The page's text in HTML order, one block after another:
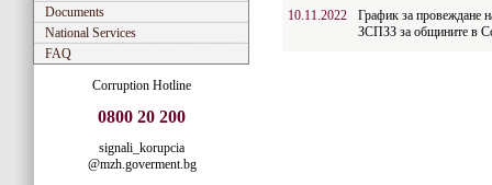
Documents
National Services
FAQ
Corruption Hotline
0800 20 200
signali_korupcia
@mzh.goverment.bg
10.11.2022
График за провеждане
ЗСПЗЗ за общините в